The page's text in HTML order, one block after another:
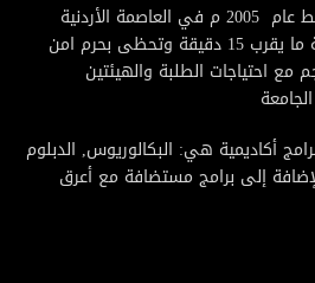
تأسست جامعة الشرق الأوسط عام 2005 م في العاصمة الأردنية
عمان, وتبعد عن مركز المدينة ما يقرب 15 دقيقة وتحظى بحرم امن
مع احتياجات الطلبة والهيئتين
الجامعة 9 كليات و 3 برامج أكاديمية هي: البكالوريوس, الدبلوم
إلى برامج مستضافة مع أعرق